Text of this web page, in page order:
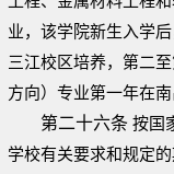
业，该学院新生入学
三江校区培养，第二
方向）专业第一年在
第二十六条 按国
学校有关要求和规定